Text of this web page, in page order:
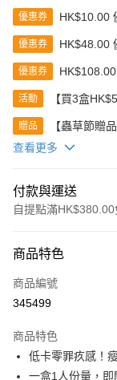
優惠券 HK$10.00
優惠券 HK$48.00
優惠券
活動 【買3盒
贈品
【蟲草節贈
(款式隨機發
查看更多
付款與運送
自提點滿HK$380.00
信用卡
Apple Pay
AlipayHK
商品特色
商品編號
345499
商品特色
低卡零罪疚感！
一盒1人份量，即